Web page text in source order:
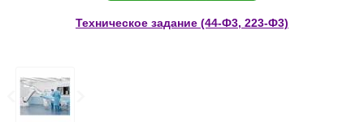
Техническое задание (44-Ф3, 223-Ф3)